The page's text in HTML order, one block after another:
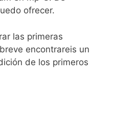
ofrecer.
las primeras
encontrareis un
de los primeros